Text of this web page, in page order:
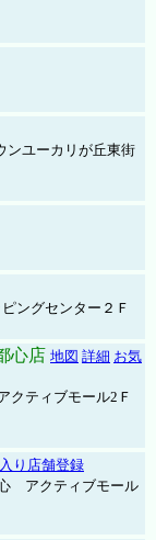
ユーカリが丘東街
ングセンター２Ｆ
心店 地図 詳細 お気
ティブモール2Ｆ
り店舗登録
アクティブモール